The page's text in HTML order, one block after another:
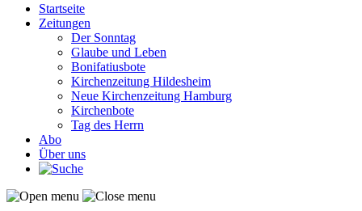
Startseite
Zeitungen
Der Sonntag
Glaube und Leben
Bonifatiusbote
Kirchenzeitung Hildesheim
Neue Kirchenzeitung Hamburg
Kirchenbote
Tag des Herrn
Abo
Über uns